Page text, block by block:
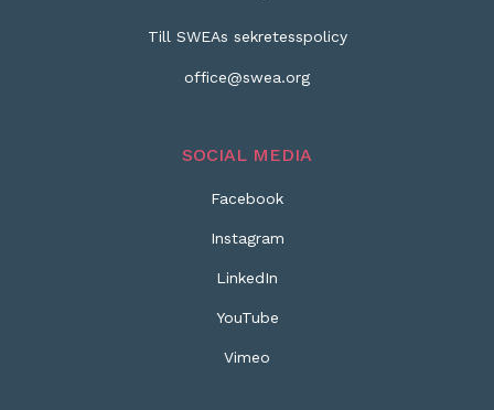
Till SWEAs sekretesspolicy
office@swea.org
SOCIAL MEDIA
Facebook
Instagram
LinkedIn
YouTube
Vimeo